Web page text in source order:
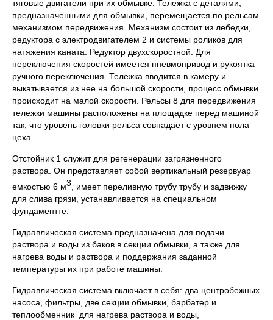
тяговые двигатели при их обмывке. Тележка с деталями,
предназначенными для обмывки, перемещается по рельсам
механизмом передвижения. Механизм состоит из лебедки,
редуктора с электродвигателем 2 и системы роликов для
натяжения каната. Редуктор двухскоростной. Для
переключения скоростей имеется пневмопривод и рукоятка
ручного переключения. Тележка вводится в камеру и
выкатывается из нее на большой скорости, процесс обмывки
происходит на малой скорости. Рельсы 8 для передвижения
тележки машины расположены на площадке перед машиной
так, что уровень головки рельса совпадает с уровнем пола
цеха.
Отстойник 1 служит для регенерации загрязненного
раствора. Он представляет собой вертикальный резервуар
емкостью 6 м3 , имеет переливную трубу трубу и задвижку
для слива грязи, устанавливается на специальном
фундаментте.
Гидравлическая система предназначена для подачи
раствора и воды из баков в секции обмывки, а также для
нагрева воды и раствора и поддержания заданной
температуры их при работе машины.
Гидравлическая система включает в себя: два центробежных
насоса, фильтры, две секции обмывки, барбатер и
теплообменник для нагрева раствора и воды,